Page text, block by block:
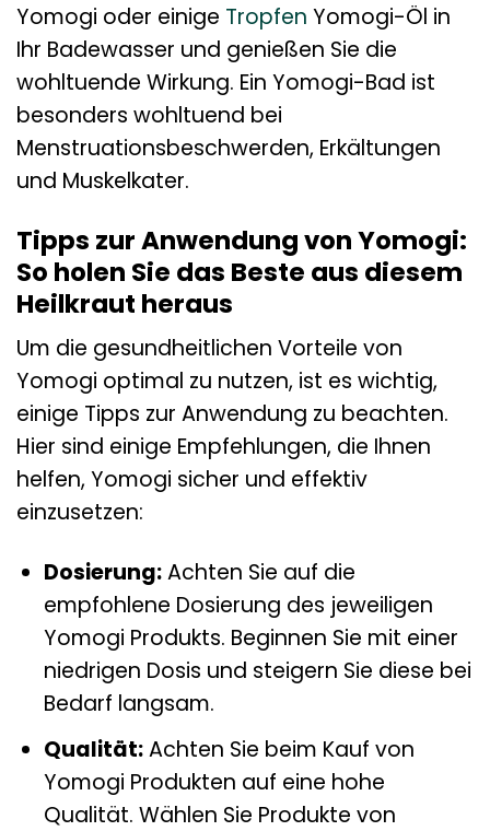
Yomogi oder einige Tropfen Yomogi-Öl in
Ihr Badewasser und genießen Sie die
wohltuende Wirkung. Ein Yomogi-Bad ist
besonders wohltuend bei
Menstruationsbeschwerden, Erkältungen
und Muskelkater.
Tipps zur Anwendung von Yomogi:
So holen Sie das Beste aus diesem
Heilkraut heraus
Um die gesundheitlichen Vorteile von
Yomogi optimal zu nutzen, ist es wichtig,
einige Tipps zur Anwendung zu beachten.
Hier sind einige Empfehlungen, die Ihnen
helfen, Yomogi sicher und effektiv
einzusetzen:
Dosierung:Achten Sie auf die
empfohlene Dosierung des jeweiligen
Yomogi Produkts. Beginnen Sie mit einer
niedrigen Dosis und steigern Sie diese bei
Bedarf langsam.
Qualität:Achten Sie beim Kauf von
Yomogi Produkten auf eine hohe
Qualität. Wählen Sie Produkte von